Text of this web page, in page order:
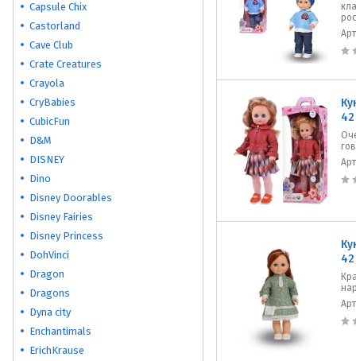
Capsule Chix
Castorland
Cave Club
Crate Creatures
Crayola
CryBabies
CubicFun
D&M
DISNEY
Dino
Disney Doorables
Disney Fairies
Disney Princess
DohVinci
Dragon
Dragons
Dyna city
Enchantimals
ErichKrause